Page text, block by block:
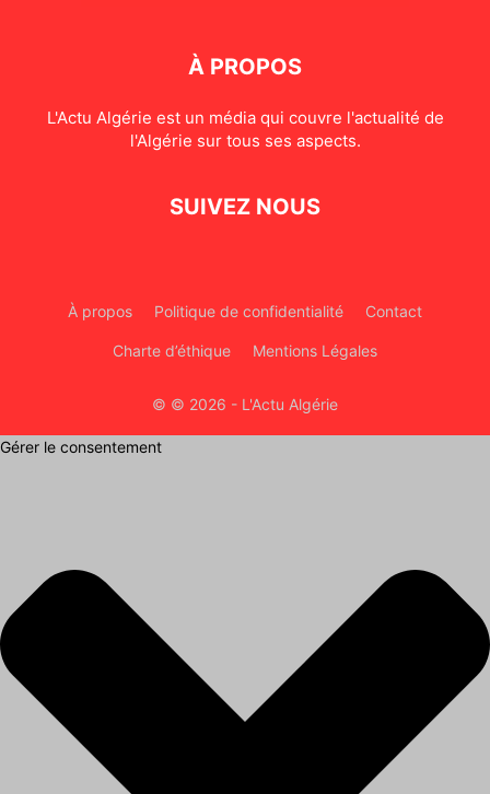
À PROPOS
L'Actu Algérie est un média qui couvre l'actualité de
l'Algérie sur tous ses aspects.
SUIVEZ NOUS
À propos Politique de confidentialité Contact
Charte d’éthique Mentions Légales
© © 2026 - L'Actu Algérie
Gérer le consentement